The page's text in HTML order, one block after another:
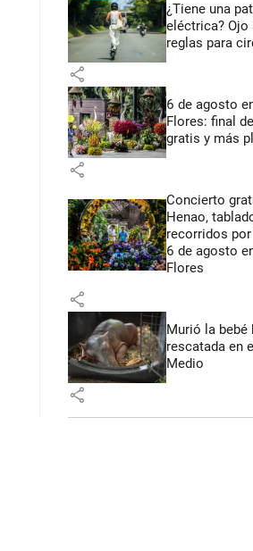
¿Tiene una
eléctrica? Ojo
reglas para
share
6 de agosto
Flores: final
gratis y más
share
Concierto
Henao,
recorridos
6 de agosto
Flores
share
Murió la bebé
rescatada en
Medio
share